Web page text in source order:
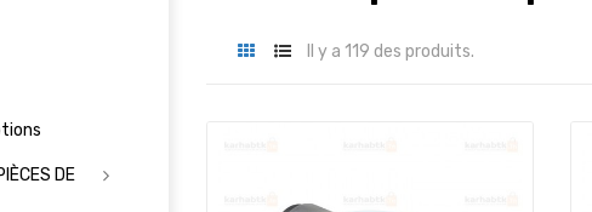
DE
Il y a 119 des produits.